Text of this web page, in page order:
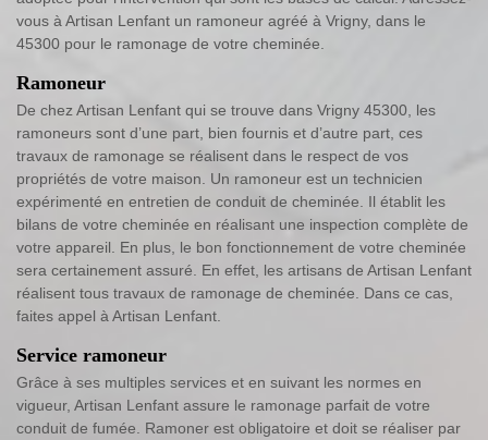
vous à Artisan Lenfant un ramoneur agréé à Vrigny, dans le
45300 pour le ramonage de votre cheminée.
Ramoneur
De chez Artisan Lenfant qui se trouve dans Vrigny 45300, les
ramoneurs sont d’une part, bien fournis et d’autre part, ces
travaux de ramonage se réalisent dans le respect de vos
propriétés de votre maison. Un ramoneur est un technicien
expérimenté en entretien de conduit de cheminée. Il établit les
bilans de votre cheminée en réalisant une inspection complète de
votre appareil. En plus, le bon fonctionnement de votre cheminée
sera certainement assuré. En effet, les artisans de Artisan Lenfant
réalisent tous travaux de ramonage de cheminée. Dans ce cas,
faites appel à Artisan Lenfant.
Service ramoneur
Grâce à ses multiples services et en suivant les normes en
vigueur, Artisan Lenfant assure le ramonage parfait de votre
conduit de fumée. Ramoner est obligatoire et doit se réaliser par